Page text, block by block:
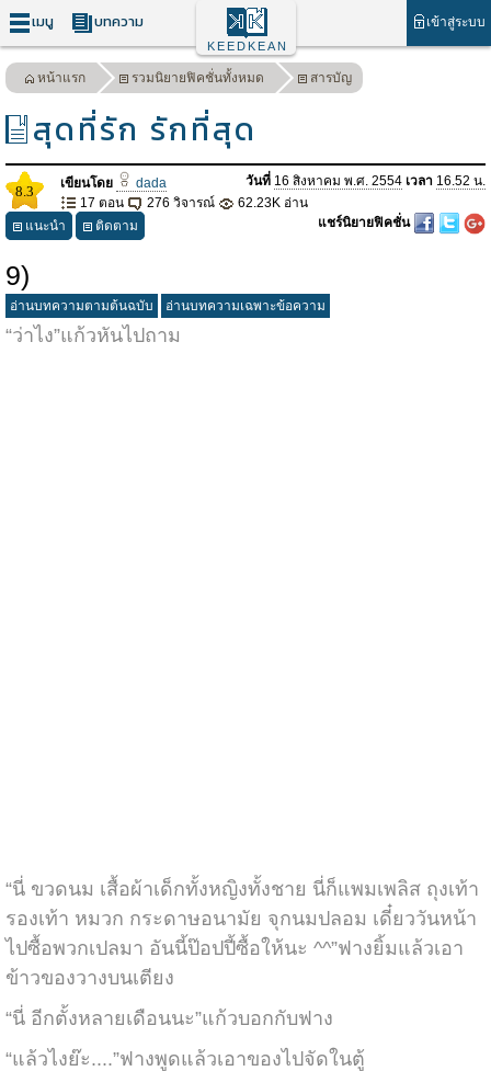
เมนู บทความ เข้าสู่ระบบ
KEEDKEAN
หน้าแรก รวมนิยายฟิคชั่นทั้งหมด สารบัญ
สุดที่รัก รักที่สุด
8.3 เขียนโดย dada วันที่ 16 สิงหาคม พ.ศ. 2554 เวลา 16.52 น.
17 ตอน
276 วิจารณ์
62.23K อ่าน
แนะนำ
ติดตาม แชร์นิยายฟิคชั่น
9)
อ่านบทความตามต้นฉบับ อ่านบทความเฉพาะข้อความ
“ว่าไง”แก้วหันไปถาม
“นี่ ขวดนม เสื้อผ้าเด็กทั้งหญิงทั้งชาย นี่ก็แพมเพลิส ถุงเท้า
รองเท้า หมวก กระดาษอนามัย จุกนมปลอม เดี๋ยววันหน้า
ไปซื้อพวกเปลมา อันนี้ป๊อปปี้ซื้อให้นะ ^^”ฟางยิ้มแล้วเอา
ข้าวของวางบนเตียง
“นี่ อีกตั้งหลายเดือนนะ”แก้วบอกกับฟาง
“แล้วไงย๊ะ....”ฟางพูดแล้วเอาของไปจัดในตู้